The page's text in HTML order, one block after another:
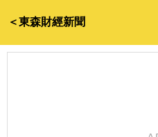
＜東森財經新聞